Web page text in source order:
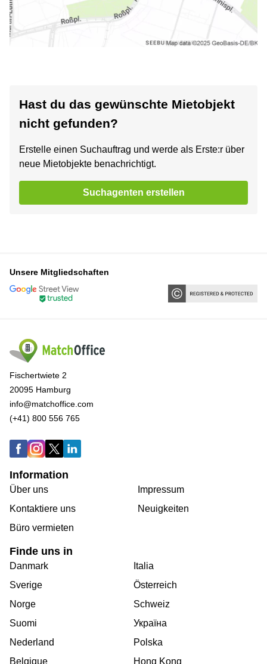
Hast du das gewünschte Mietobjekt
nicht gefunden?
Erstelle einen Suchauftrag und werde als Erste:r über
neue Mietobjekte benachrichtigt.
Suchagenten erstellen
Unsere Mitgliedschaften
Fischertwiete 2
20095 Hamburg
info@matchoffice.com
(+41) 800 556 765
Information
Über uns
Kontaktiere uns
Büro vermieten
Impressum
Neuigkeiten
Finde uns in
Danmark
Sverige
Norge
Suomi
Nederland
Belgique
Italia
Österreich
Schweiz
Україна
Polska
Hong Kong